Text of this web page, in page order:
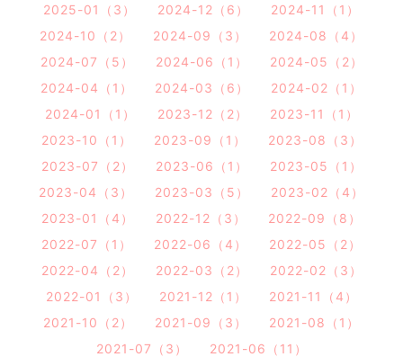
2025-01（3）
2024-12（6）
2024-11（1）
2024-10（2）
2024-09（3）
2024-08（4）
2024-07（5）
2024-06（1）
2024-05（2）
2024-04（1）
2024-03（6）
2024-02（1）
2024-01（1）
2023-12（2）
2023-11（1）
2023-10（1）
2023-09（1）
2023-08（3）
2023-07（2）
2023-06（1）
2023-05（1）
2023-04（3）
2023-03（5）
2023-02（4）
2023-01（4）
2022-12（3）
2022-09（8）
2022-07（1）
2022-06（4）
2022-05（2）
2022-04（2）
2022-03（2）
2022-02（3）
2022-01（3）
2021-12（1）
2021-11（4）
2021-10（2）
2021-09（3）
2021-08（1）
2021-07（3）
2021-06（11）